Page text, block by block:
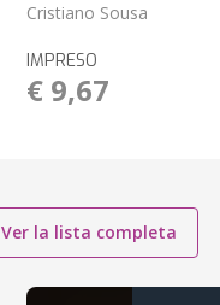
Cristiano Sousa
IMPRESO
€ 9,67
Ver la lista completa